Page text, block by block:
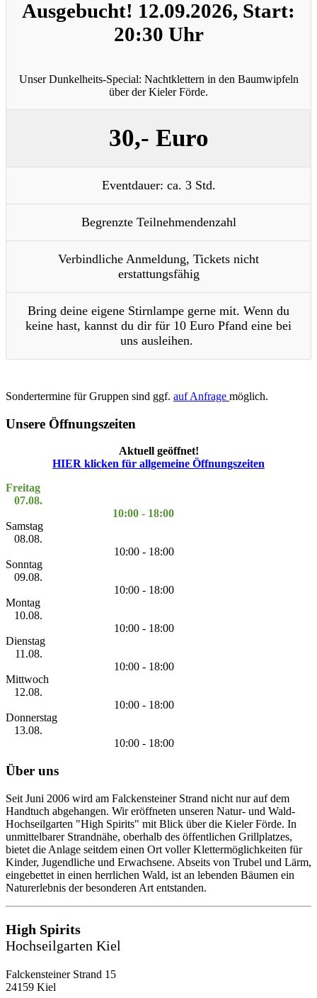
Ausgebucht! 12.09.2026, Start:
20:30 Uhr
Unser Dunkelheits-Special: Nachtklettern in den Baumwipfeln
über der Kieler Förde.
30,- Euro
Eventdauer: ca. 3 Std.
Begrenzte Teilnehmendenzahl
Verbindliche Anmeldung, Tickets nicht
erstattungsfähig
Bring deine eigene Stirnlampe gerne mit. Wenn du
keine hast, kannst du dir für 10 Euro Pfand eine bei
uns ausleihen.
Sondertermine für Gruppen sind ggf. auf Anfrage möglich.
Unsere Öffnungszeiten
Aktuell geöffnet!
HIER klicken für allgemeine Öffnungszeiten
Freitag
07.08.
10:00 - 18:00
Samstag
08.08.
10:00 - 18:00
Sonntag
09.08.
10:00 - 18:00
Montag
10.08.
10:00 - 18:00
Dienstag
11.08.
10:00 - 18:00
Mittwoch
12.08.
10:00 - 18:00
Donnerstag
13.08.
10:00 - 18:00
Über uns
Seit Juni 2006 wird am Falckensteiner Strand nicht nur auf dem
Handtuch abgehangen. Wir eröffneten unseren Natur- und Wald-
Hochseilgarten "High Spirits" mit Blick über die Kieler Förde. In
unmittelbarer Strandnähe, oberhalb des öffentlichen Grillplatzes,
bietet die Anlage seitdem einen Ort voller Klettermöglichkeiten für
Kinder, Jugendliche und Erwachsene. Abseits von Trubel und Lärm,
eingebettet in einen herrlichen Wald, ist an lebenden Bäumen ein
Naturerlebnis der besonderen Art entstanden.
High Spirits
Hochseilgarten Kiel
Falckensteiner Strand 15
24159 Kiel